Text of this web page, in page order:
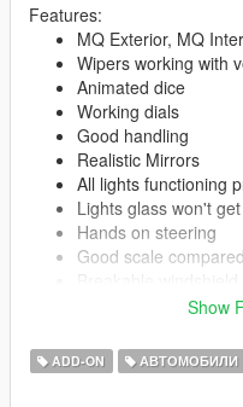
Features:
MQ Exterior, MQ
Wipers working with
Animated dice
Working dials
Good handling
Realistic Mirrors
All lights functioning
Lights glass won't
Hands on steering
Good scale
Added OEM Kadett
paint 1'pearlescent'
paint 2 = rims
Show
ADD-ON АВТОМОБИЛИ